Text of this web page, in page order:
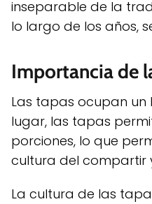
inseparable de la
lo largo de los años,
Importancia de
Las tapas ocupan un
lugar, las tapas
porciones, lo que
cultura del compartir
La cultura de las